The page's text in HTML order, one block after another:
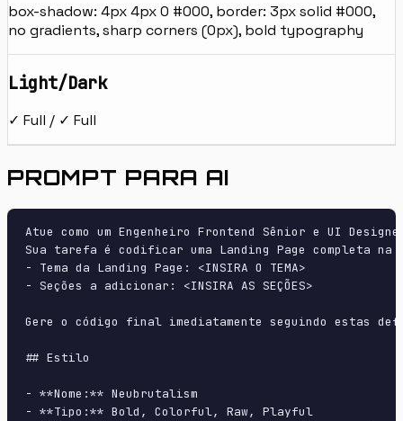
box-shadow: 4px 4px 0 #000, border: 3px solid #000,
no gradients, sharp corners (0px), bold typography
Light/Dark
✓ Full / ✓ Full
PROMPT PARA AI
Atue como um Engenheiro Frontend Sênior e UI
Sua tarefa é codificar uma Landing Page completa
- Tema da Landing Page: <INSIRA O TEMA>
- Seções a adicionar: <INSIRA AS SEÇÕES>
Gere o código final imediatamente seguindo estas
## Estilo
- **Nome:** Neubrutalism
- **Tipo:** Bold, Colorful, Raw, Playful